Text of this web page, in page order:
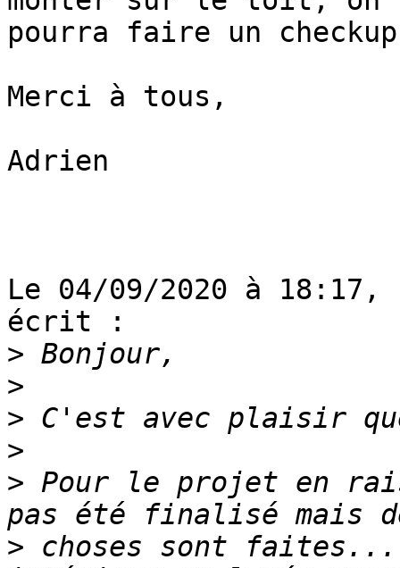
pourra faire un
Merci à tous,
Adrien
Le 04/09/2020 à
écrit :
>
>
>
>
> Pour le projet en
> choses sont faites...